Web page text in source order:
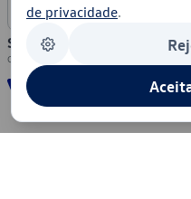
Segurança
de privacidade.